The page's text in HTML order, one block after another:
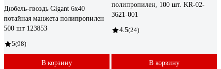
Дюбель-гвоздь Gigant 6x40
потайная манжета полипропилен
500 шт 123853
5(98)
В корзину
полипропилен, 100 шт. KR-02-
3621-001
4.5(24)
В корзину